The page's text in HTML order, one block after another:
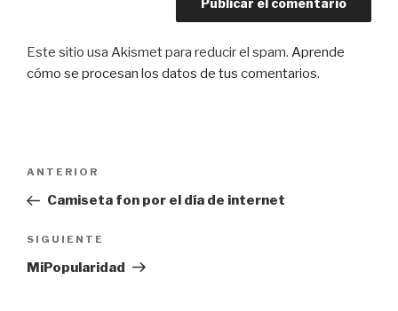
Este sitio usa Akismet para reducir el spam. Aprende
cómo se procesan los datos de tus comentarios.
entradas
Entrada
anterior:
ANTERIOR
Camiseta fon por el día de internet
Siguiente
entrada
SIGUIENTE
MiPopularidad